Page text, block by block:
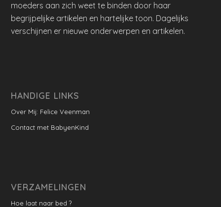
moeders aan zich weet te binden door haar
begrijpelijke artikelen en hartelijke toon. Dagelijks
verschijnen er nieuwe onderwerpen en artikelen.
HANDIGE LINKS
Over Mij: Felice Veenman
Contact met BabyenKind
VERZAMELINGEN
Hoe laat naar bed ?